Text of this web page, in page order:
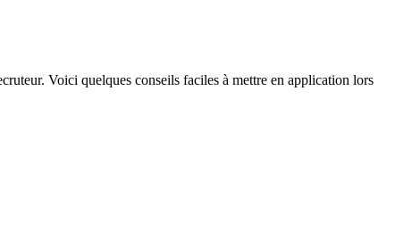
Voici quelques conseils faciles à mettre en application lors